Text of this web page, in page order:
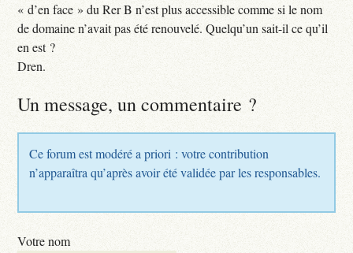
« d’en face » du Rer B n’est plus accessible comme si le nom
de domaine n’avait pas été renouvelé. Quelqu’un sait-il ce qu’il
en est ?
Dren.
Un message, un commentaire ?
Ce forum est modéré a priori : votre contribution
n’apparaîtra qu’après avoir été validée par les responsables.
Votre nom